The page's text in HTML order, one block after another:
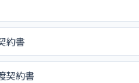
約書
契約書